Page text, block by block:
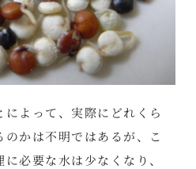
よって、実際にどれくら
かは不明ではあるが、こ
必要な水は少なくなり、